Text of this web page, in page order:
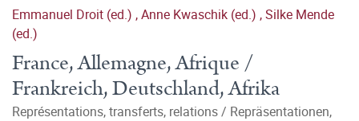
Emmanuel Droit (ed.) ,Anne Kwaschik (ed.) ,Silke Mende
(ed.)
France, Allemagne, Afrique /
Frankreich, Deutschland, Afrika
Représentations, transferts, relations / Repräsentationen,